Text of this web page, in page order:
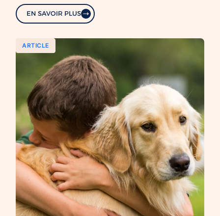
EN SAVOIR PLUS
ARTICLE